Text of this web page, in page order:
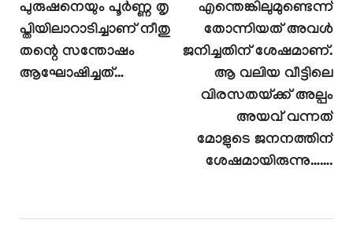
പുരുഷനെയും പൂർണ്ണ തൃ
പ്തിയിലാറാടിച്ചാണ് നീതു
തന്റെ സന്തോഷം
ആഘോഷിച്ചത്…
എന്തെങ്കിലുമുണ്ടെന്ന്
തോന്നിയത് അവൾ
ജനിച്ചതിന് ശേഷമാണ്.
ആ വലിയ വീട്ടിലെ
വിരസതയ്ക്ക് അല്പം
അയവ് വന്നത്
മോളുടെ ജനനത്തിന്
ശേഷമായിരുന്നു…….